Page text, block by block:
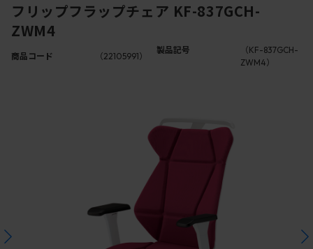
フリップフラップチェア KF-837GCH-
ZWM4
商品コード （22105991）
製品記号
（KF-837GCH-
ZWM4）